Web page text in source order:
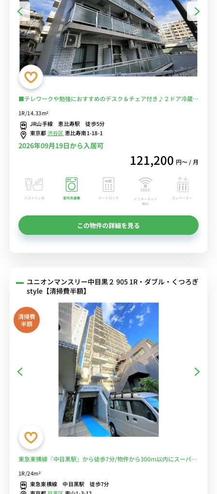
■テレワークや勉強におすすめのデスク＆チェア付き♪２ドア冷蔵庫
でたっぷり収納♪■JR線・東京メトロ「恵比寿駅」徒歩5分/渋谷・
新宿・六本木まで乗換なしでアクセス可能/恵比寿ガーデンプレイス
や都立広尾病院もすぐ近く■選べるWi-Fi格安レンタル中！
1R/14.33m²
JR山手線 恵比寿駅 徒歩5分
東京都渋谷区恵比寿南1-18-1
2026年09月19日から入居可
121,200 円〜 / 月
バストイレ別 室内洗濯機 オートロック
インターネット
無料
エレベーター
この物件の詳細を見る
ユニオンマンスリー中目黒２ 905 1R・ダブル・くつろぎ
style【清掃費半額】
清掃費
半額
東急東横線『中目黒駅』から徒歩7分/物件から300ｍ以内にスーパー
1R/24m²
東急東横線 中目黒駅 徒歩7分